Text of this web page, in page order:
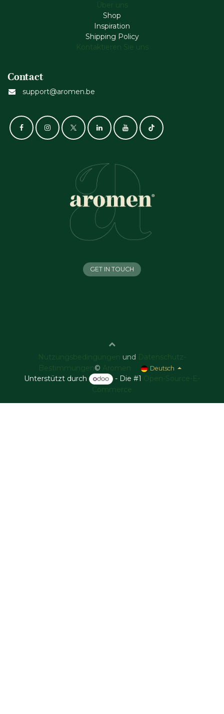
Über uns
Shop
Inspiration
Shipping Policy
Kontaktieren Sie uns
Contact
support@aromen.be
GET IN TOUCH
Nutzungsbedingungen und
Datenschutz-
Bestimmungen © Aromen Deutsch
Unterstützt durch - Die #1 Open-Source-E-
Commerce